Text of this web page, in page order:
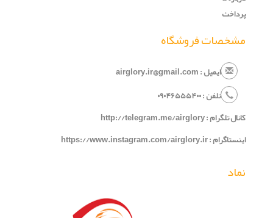
پرداخت
مشخصات فروشگاه
ایمیل : airglory.ir@gmail.com
تلفن :
۰۹۰۴۶۵۵۵۴۰۰
کانال تلگرام :http://telegram.me/airglory
اینستاگرام :https://www.instagram.com/airglory.ir
نماد